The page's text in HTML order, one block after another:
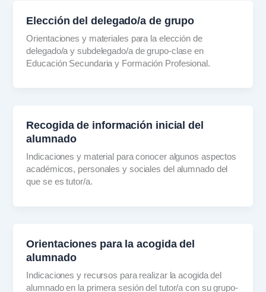
Elección del delegado/a de grupo
Orientaciones y materiales para la elección de
delegado/a y subdelegado/a de grupo-clase en
Educación Secundaria y Formación Profesional.
Recogida de información inicial del
alumnado
Indicaciones y material para conocer algunos aspectos
académicos, personales y sociales del alumnado del
que se es tutor/a.
Orientaciones para la acogida del
alumnado
Indicaciones y recursos para realizar la acogida del
alumnado en la primera sesión del tutor/a con su grupo-